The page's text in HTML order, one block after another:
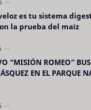
es tu sistema
la prueba del maíz
“MISIÓN ROMEO”
EN EL PARQUE